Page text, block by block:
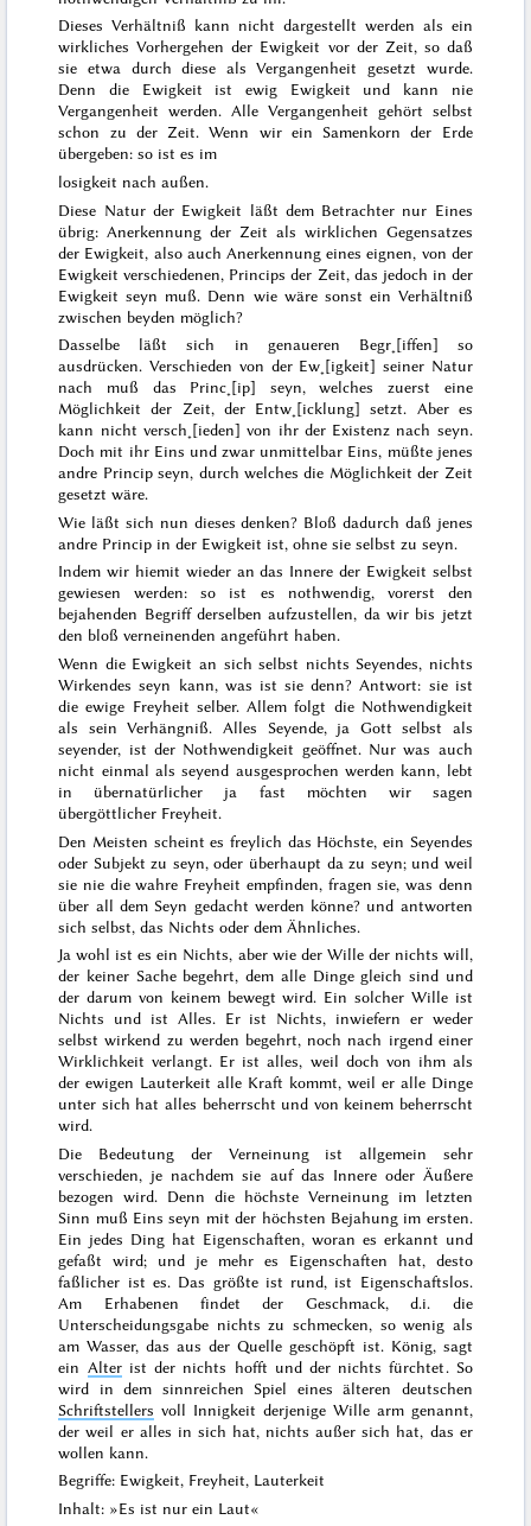
Dieses Verhältniß kann nicht dargestellt werden als ein
wirkliches Vorhergehen der Ewigkeit vor der Zeit, so daß
sie etwa durch diese als Vergangenheit gesetzt wurde.
Denn die Ewigkeit ist ewig Ewigkeit und kann nie
Vergangenheit werden. Alle Vergangenheit gehört selbst
schon zu der Zeit. Wenn wir ein Samenkorn der Erde
übergeben: so ist es im
losigkeit nach außen.
Diese Natur der Ewigkeit läßt dem Betrachter nur Eines
übrig: Anerkennung der Zeit als wirklichen Gegensatzes
der Ewigkeit, also auch Anerkennung eines eignen, von der
Ewigkeit verschiedenen, Princips der Zeit, das jedoch in der
Ewigkeit seyn muß. Denn wie wäre sonst ein Verhältniß
zwischen beyden möglich?
Dasselbe läßt sich in genaueren Begr˖[iffen] so
ausdrücken. Verschieden von der Ew˖[igkeit] seiner Natur
nach muß das Princ˖[ip] seyn, welches zuerst eine
Möglichkeit der Zeit, der Entw˖[icklung] setzt. Aber es
kann nicht versch˖[ieden] von ihr der Existenz nach seyn.
Doch mit ihr Eins und zwar unmittelbar Eins, müßte jenes
andre Princip seyn, durch welches die Möglichkeit der Zeit
gesetzt wäre.
Wie läßt sich nun dieses denken? Bloß dadurch daß jenes
andre Princip in der Ewigkeit ist, ohne sie selbst zu seyn.
Indem wir hiemit wieder an das Innere der Ewigkeit selbst
gewiesen werden: so ist es nothwendig, vorerst den
bejahenden Begriff derselben aufzustellen, da wir bis jetzt
den bloß verneinenden angeführt haben.
Wenn die Ewigkeit an sich selbst nichts Seyendes, nichts
Wirkendes seyn kann, was ist sie denn? Antwort: sie ist
die ewige Freyheit selber. Allem folgt die Nothwendigkeit
als sein Verhängniß. Alles Seyende, ja Gott selbst als
seyender, ist der Nothwendigkeit geöffnet. Nur was auch
nicht einmal als seyend ausgesprochen werden kann, lebt
in übernatürlicher ja fast möchten wir sagen
übergöttlicher Freyheit.
Den Meisten scheint es freylich das Höchste, ein Seyendes
oder Subjekt zu seyn, oder überhaupt da zu seyn; und weil
sie nie die wahre Freyheit empfinden, fragen sie, was denn
über all dem Seyn gedacht werden könne? und antworten
sich selbst, das Nichts oder dem Ähnliches.
Ja wohl ist es ein Nichts, aber wie der Wille der nichts will,
der keiner Sache begehrt, dem alle Dinge gleich sind und
der darum von keinem bewegt wird. Ein solcher Wille ist
Nichts und ist Alles. Er ist Nichts, inwiefern er weder
selbst wirkend zu werden begehrt, noch nach irgend einer
Wirklichkeit verlangt. Er ist alles, weil doch von ihm als
der ewigen Lauterkeit alle Kraft kommt, weil er alle Dinge
unter sich hat alles beherrscht und von keinem beherrscht
wird.
Die Bedeutung der Verneinung ist allgemein sehr
verschieden, je nachdem sie auf das Innere oder Äußere
bezogen wird. Denn die höchste Verneinung im letzten
Sinn muß Eins seyn mit der höchsten Bejahung im ersten.
Ein jedes Ding hat Eigenschaften, woran es erkannt und
gefaßt wird; und je mehr es Eigenschaften hat, desto
faßlicher ist es. Das größte ist rund, ist Eigenschaftslos.
Am Erhabenen findet der Geschmack, d.i. die
Unterscheidungsgabe nichts zu schmecken, so wenig als
am Wasser, das aus der Quelle geschöpft ist. König, sagt
ein Alter ist der nichts hofft und der nichts fürchtet. So
wird in dem sinnreichen Spiel eines älteren deutschen
Schriftstellers voll Innigkeit derjenige Wille arm genannt,
der weil er alles in sich hat, nichts außer sich hat, das er
wollen kann.
Begriffe: Ewigkeit, Freyheit, Lauterkeit
Inhalt: »Es ist nur ein Laut«